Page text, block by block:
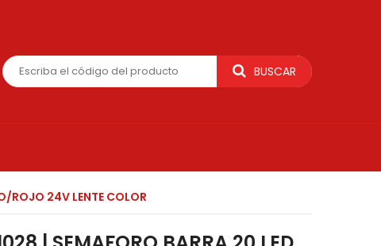
BUSCAR
ROJO 24V LENTE COLOR